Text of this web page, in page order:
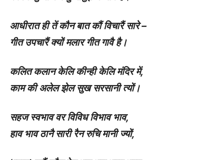
आधीरात ही तें कौन बात कौं विचारैं सारे –
गीत उपचारैं क्यों मलार गीत गावै है।
कलित कलान केलि कीन्ही केलि मंदिर में,
काम की अलेल झेल सुख सरसानी त्यों।
सहज स्वभाव वर विविध विभाव भाव,
हाव भाव ठानै सारी रैन रुचि मानी ज्यों,